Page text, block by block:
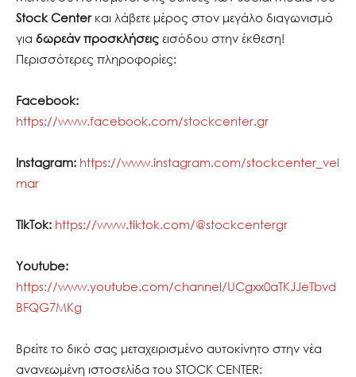
Stock Centerκαι λάβετε μέρος στον μεγάλο διαγωνισμό
για δωρεάν προσκλήσεις εισόδου στην έκθεση!
Περισσότερες πληροφορίες:
Facebook:
https://www.facebook.com/stockcenter.gr
Instagram: https://www.instagram.com/stockcenter_vel
mar
TikTok: https://www.tiktok.com/@stockcentergr
Youtube:
https://www.youtube.com/channel/UCgxx0aTKJJeTbvd
BFQG7MKg
Βρείτε το δικό σας μεταχειρισμένο αυτοκίνητο στην νέα
ανανεωμένη ιστοσελίδα του STOCK CENTER: